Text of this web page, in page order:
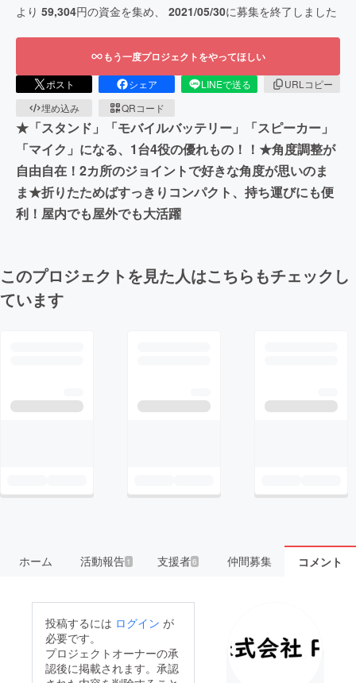
より 59,304円の資金を集め、 2021/05/30に募集を終了しました
もう一度プロジェクトをやってほしい
ポスト シェア LINEで送る
URLコピー
埋め込み
QRコード
★「スタンド」「モバイルバッテリー」「スピーカー」
「マイク」になる、1台4役の優れもの！！★角度調整が
自由自在！2カ所のジョイントで好きな角度が思いのま
ま★折りたためばすっきりコンパクト、持ち運びにも便
利！屋内でも屋外でも大活躍
このプロジェクトを見た人はこちらもチェックし
ています
ホーム 活動報告1 支援者6 仲間募集 コメント
投稿するには ログイン が
必要です。
プロジェクトオーナーの承
認後に掲載されます。承認